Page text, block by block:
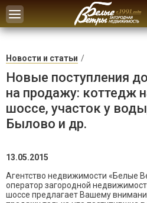
Toggle
navigation
Новости и статьи
Новые поступления
на продажу: коттедж
шоссе, участок у
Былово и др.
13.05.2015
Агентство недвижимости «Белые
оператор загородной
шоссе предлагает Вашему